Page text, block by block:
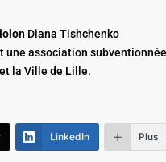
Diana Tishchenko
une association
la Ville de Lille.
LinkedIn Plus